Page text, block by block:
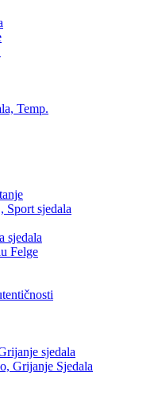
Temp.
sjedala
sjedala
Felge
sjedala
Grijanje Sjedala